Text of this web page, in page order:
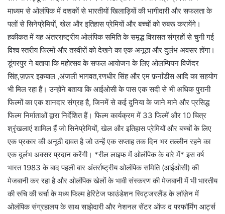
माध्यम से ओलंपिक में दशकों से भारतीयों खिलाड़ियों की भागीदारी और सफलता के
पलों से सिनेप्रेमियों, खेल और इतिहास प्रेमियों और बच्चों को रुबरू करायेंगे।
हकीकत में यह अंतरराष्ट्रीय ओलंपिक समिति के समृद्ध विरासत संग्रहों से चुनी गई
विश्व स्तरीय फिल्मों और तस्वीरों को देखने का एक अनूठा और दुर्लभ अवसर होंगा।
डूंगरपुर ने बताया कि महोत्सव के सफल आयोजन के लिए ओलम्पियन विजेंदर
सिंह,ज़फ़र इक़बाल ,अंजली भागवत,रणधीर सिंह और एम फ़र्नांडीस आदि का सहयोग
भी मिल रहा हैं। उन्होंने बताया कि आईओसी के पास एक सदी से भी अधिक पुरानी
फिल्मों का एक शानदार संग्रह है, जिनमें से कई दुनिया के जाने माने और प्रसिद्ध
फिल्म निर्माताओं द्वारा निर्देशित हैं। फिल्म कार्यक्रम में 33 फिल्में और 10 चित्र
श्रृंखलाएं शामिल हैं जो सिनेप्रेमियों, खेल और इतिहास प्रेमियों और बच्चों के लिए
एक प्रकार की अनूठी दावत है जो उन्हें एक सप्ताह तक दिन भर तल्लीन रहने का
एक दुर्लभ अवसर प्रदान करेंगी। *रील लाइफ में ओलंपिक के बारे में* इस वर्ष
भारत 1983 के बाद पहली बार अंतर्राष्ट्रीय ओलंपिक समिति (आईओसी) की
मेजबानी कर रहा है और ओलंपिक खेलों के भावी संस्करण की मेजबानी में भी भारतीय
की रुचि की चर्चा के मध्य फिल्म हेरिटेज फाउंडेशन स्विट्जरलैंड के लॉज़ेन में
ओलंपिक संग्रहालय के साथ साझेदारी और नेशनल सेंटर ऑफ द परफॉर्मिंग आर्ट्स